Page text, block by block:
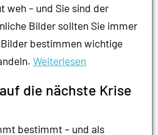
weh – und Sie sind der
Bilder sollten Sie immer
bestimmen wichtige
Weiterlesen
die nächste Krise
bestimmt – und als